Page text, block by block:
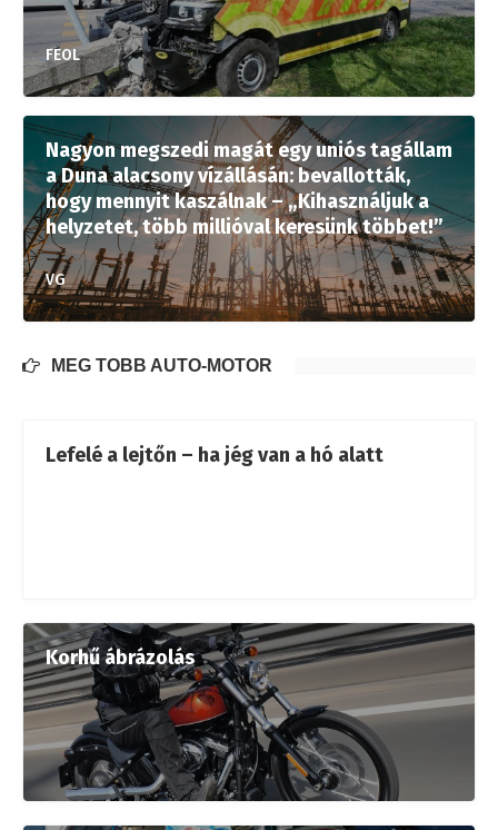
FEOL
Nagyon megszedi magát egy uniós tagállam
a Duna alacsony vízállásán: bevallották,
hogy mennyit kaszálnak – „Kihasználjuk a
helyzetet, több millióval keresünk többet!”
VG
MÉG TÖBB AUTÓ-MOTOR
Lefelé a lejtőn – ha jég van a hó alatt
Korhű ábrázolás